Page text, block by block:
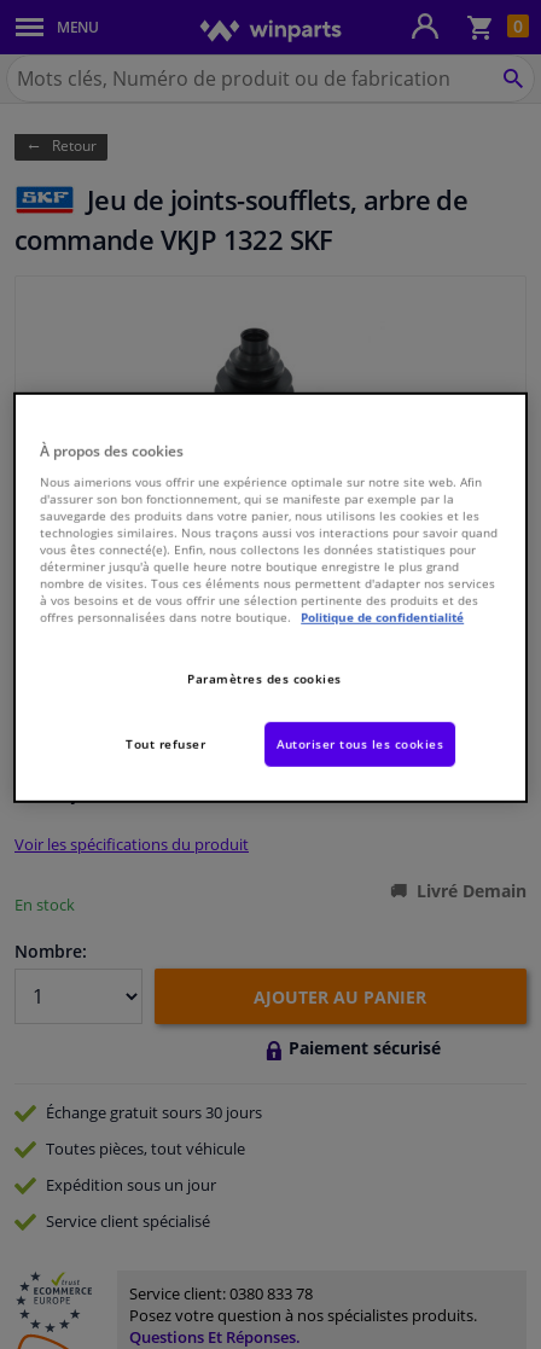
0
MENU
Carrosserie & tôles
Feux & ampoules
Freinage
Système d'échappement
Refroidissement & chauffage
Bagages & transport
Fenêtres & accessoires
Camping-car, moto & vélo
Promotions et réductions
Capteurs & électronique
Chercher
Winparts.be
Retour
Jeu de joints-soufflets, arbre de
commande VKJP 1322 SKF
7316575055370
€ 20,
Voir les spécifications du produit
En stock
Livré Demain
Nombre:
AJOUTER AU PANIER
Paiement sécurisé
Échange gratuitsours 30 jours
Toutes pièces, tout véhicule
Expédition sous un jour
Serviceclient spécialisé
Service client:0380 833 78
Posez votre question à nos spécialistes produits.
Questions Et Réponses.
À propos des cookies
Nous aimerions vous offrir une expérience optimale sur notre site web. Afin
d'assurer son bon fonctionnement, qui se manifeste par exemple par la
sauvegarde des produits dans votre panier, nous utilisons les cookies et les
technologies similaires. Nous traçons aussi vos interactions pour savoir quand
vous êtes connecté(e). Enfin, nous collectons les données statistiques pour
déterminer jusqu'à quelle heure notre boutique enregistre le plus grand
nombre de visites. Tous ces éléments nous permettent d'adapter nos services
à vos besoins et de vous offrir une sélection pertinente des produits et des
offres personnalisées dans notre boutique.
Politique de confidentialité
Paramètres des cookies
Tout refuser Autoriser tous les cookies